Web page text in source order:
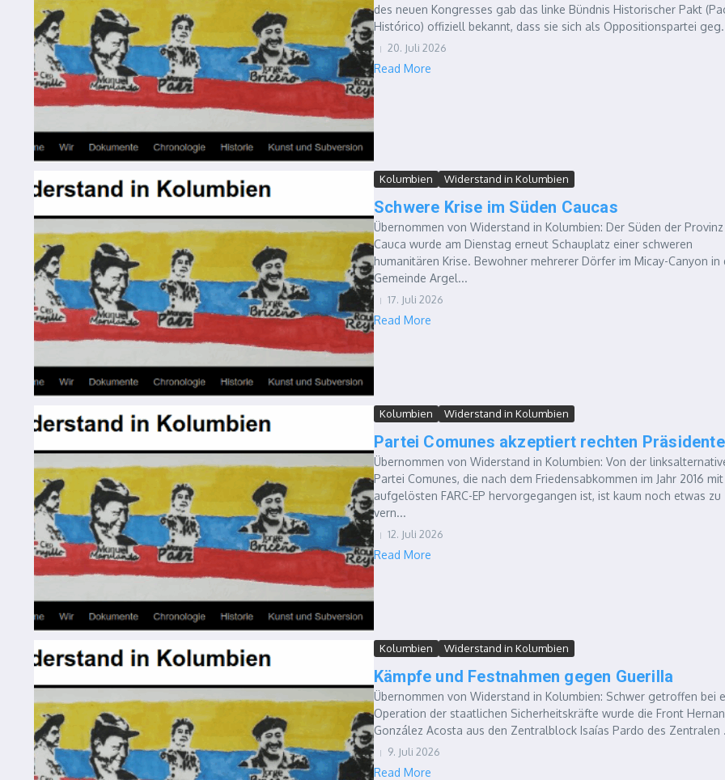
des neuen Kongresses gab das linke Bündnis Historischer Pakt
Histórico) offiziell bekannt, dass sie sich als Oppositionspartei
20. Juli 2026
Read More
Kolumbien Widerstand in Kolumbien
Schwere Krise im Süden Caucas
Übernommen von Widerstand in Kolumbien: Der Süden der Provinz
Cauca wurde am Dienstag erneut Schauplatz einer schweren
humanitären Krise. Bewohner mehrerer Dörfer im Micay-Canyon in
Gemeinde Argel...
17. Juli 2026
Read More
Kolumbien Widerstand in Kolumbien
Partei Comunes akzeptiert rechten
Übernommen von Widerstand in Kolumbien: Von der
Partei Comunes, die nach dem Friedensabkommen im Jahr 2016
aufgelösten FARC-EP hervorgegangen ist, ist kaum noch etwas zu
vern...
12. Juli 2026
Read More
Kolumbien Widerstand in Kolumbien
Kämpfe und Festnahmen gegen Guerilla
Übernommen von Widerstand in Kolumbien: Schwer getroffen bei
Operation der staatlichen Sicherheitskräfte wurde die Front
González Acosta aus den Zentralblock Isaías Pardo des Zentralen
9. Juli 2026
Read More